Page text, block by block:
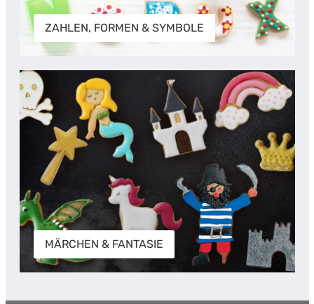
ZAHLEN, FORMEN & SYMBOLE
MÄRCHEN & FANTASIE
MÄRCHEN & FANTASIE